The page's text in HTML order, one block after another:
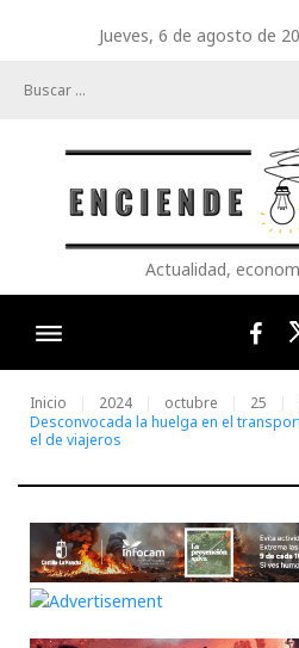
Jueves, 6 de agosto de
Actualidad,
Inicio 2024 octubre 25
Desconvocada la huelga en el
el de viajeros